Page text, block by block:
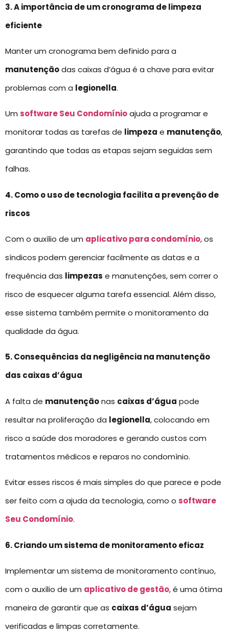
3. A importância de um cronograma de limpeza
eficiente
Manter um cronograma bem definido para a
manutençãodas caixas d’água é a chave para evitar
problemas com a legionella.
Um software Seu Condomínioajuda a programar e
monitorar todas as tarefas de limpeza e manutenção,
garantindo que todas as etapas sejam seguidas sem
falhas.
4. Como o uso de tecnologia facilita a prevenção de
riscos
Com o auxílio de um aplicativo para condomínio, os
síndicos podem gerenciar facilmente as datas e a
frequência das limpezas e manutenções, sem correr o
risco de esquecer alguma tarefa essencial. Além disso,
esse sistema também permite o monitoramento da
qualidade da água.
5. Consequências da negligência na manutenção
das caixas d’água
A falta de manutençãonas caixas d’água pode
resultar na proliferação da legionella, colocando em
risco a saúde dos moradores e gerando custos com
tratamentos médicos e reparos no condomínio.
Evitar esses riscos é mais simples do que parece e pode
ser feito com a ajuda da tecnologia, como o software
Seu Condomínio.
6. Criando um sistema de monitoramento eficaz
Implementar um sistema de monitoramento contínuo,
com o auxílio de um aplicativo de gestão, é uma ótima
maneira de garantir que as caixas d’água sejam
verificadas e limpas corretamente.